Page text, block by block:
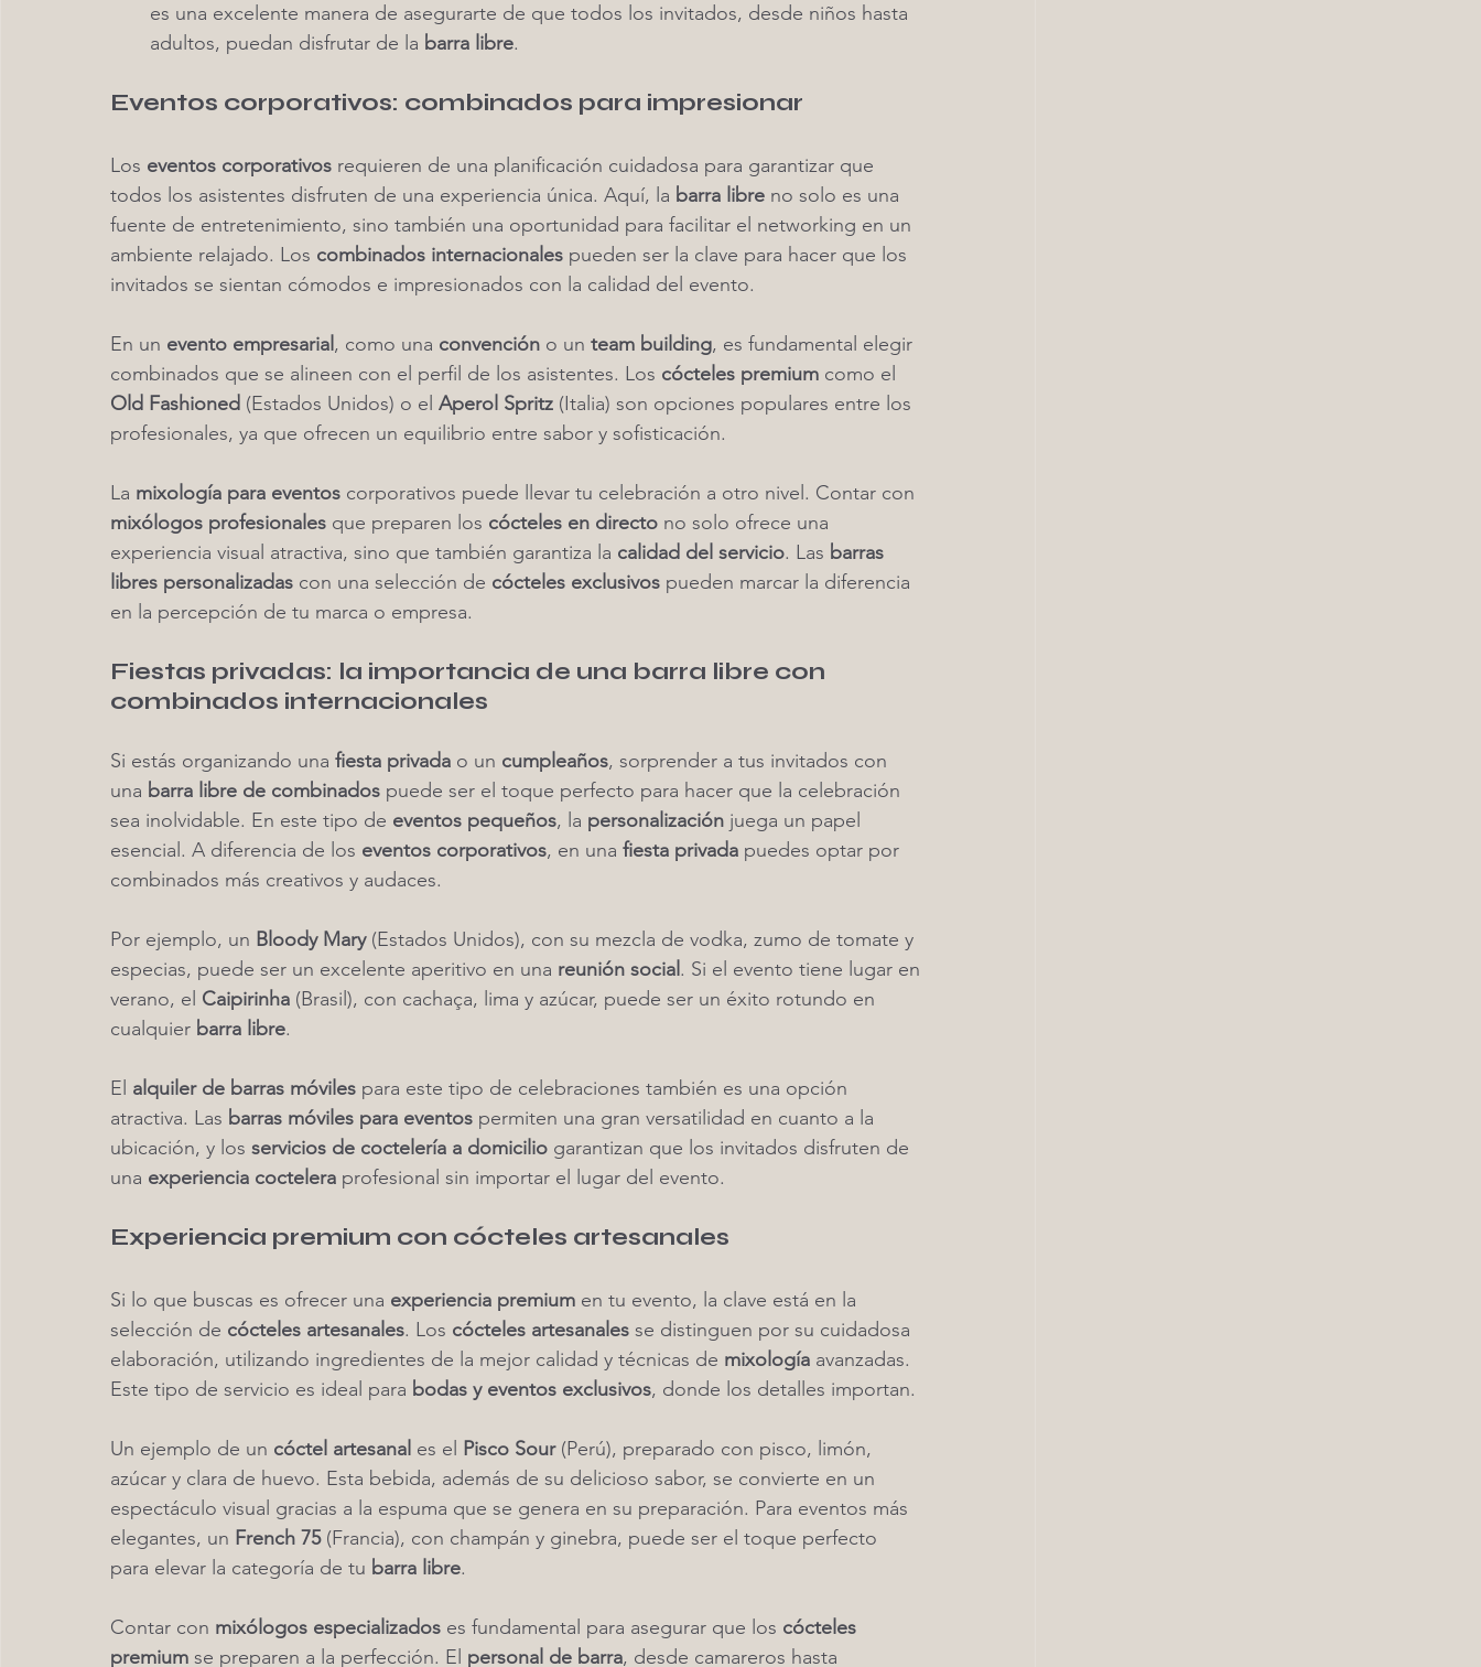
es una excelente manera de asegurarte de que todos los invitados, desde niños hasta
adultos, puedan disfrutar de la barra libre.
Eventos corporativos: combinados para impresionar
Los eventos corporativos requieren de una planificación cuidadosa para garantizar que
todos los asistentes disfruten de una experiencia única. Aquí, la barra libre no solo es una
fuente de entretenimiento, sino también una oportunidad para facilitar el networking en un
ambiente relajado. Los combinados internacionales pueden ser la clave para hacer que los
invitados se sientan cómodos e impresionados con la calidad del evento.
En un evento empresarial , como una convención o un team building, es fundamental elegir
combinados que se alineen con el perfil de los asistentes. Los cócteles premium como el
Old Fashioned (Estados Unidos) o el Aperol Spritz (Italia) son opciones populares entre los
profesionales, ya que ofrecen un equilibrio entre sabor y sofisticación.
La mixología para eventos corporativos puede llevar tu celebración a otro nivel. Contar con
mixólogos profesionales que preparen los cócteles en directo no solo ofrece una
experiencia visual atractiva, sino que también garantiza la calidad del servicio. Las barras
libres personalizadas con una selección de cócteles exclusivos pueden marcar la diferencia
en la percepción de tu marca o empresa.
Fiestas privadas: la importancia de una barra libre con
combinados internacionales
Si estás organizando una fiesta privada o un cumpleaños, sorprender a tus invitados con
una barra libre de combinados puede ser el toque perfecto para hacer que la celebración
sea inolvidable. En este tipo de eventos pequeños, la personalización juega un papel
esencial. A diferencia de los eventos corporativos, en una fiesta privada puedes optar por
combinados más creativos y audaces.
Por ejemplo, un Bloody Mary (Estados Unidos), con su mezcla de vodka, zumo de tomate y
especias, puede ser un excelente aperitivo en una reunión social . Si el evento tiene lugar en
verano, el Caipirinha (Brasil), con cachaça, lima y azúcar, puede ser un éxito rotundo en
cualquier barra libre.
El alquiler de barras móviles para este tipo de celebraciones también es una opción
atractiva. Las barras móviles para eventos permiten una gran versatilidad en cuanto a la
ubicación, y los servicios de coctelería a domicilio garantizan que los invitados disfruten de
una experiencia coctelera profesional sin importar el lugar del evento.
Experiencia premium con cócteles artesanales
Si lo que buscas es ofrecer una experiencia premium en tu evento, la clave está en la
selección de cócteles artesanales. Los cócteles artesanales se distinguen por su cuidadosa
elaboración, utilizando ingredientes de la mejor calidad y técnicas de mixología avanzadas.
Este tipo de servicio es ideal para bodas y eventos exclusivos, donde los detalles importan.
Un ejemplo de un cóctel artesanal es el Pisco Sour (Perú), preparado con pisco, limón,
azúcar y clara de huevo. Esta bebida, además de su delicioso sabor, se convierte en un
espectáculo visual gracias a la espuma que se genera en su preparación. Para eventos más
elegantes, un French 75 (Francia), con champán y ginebra, puede ser el toque perfecto
para elevar la categoría de tu barra libre.
Contar con mixólogos especializados es fundamental para asegurar que los cócteles
premium se preparen a la perfección. El personal de barra, desde camareros hasta